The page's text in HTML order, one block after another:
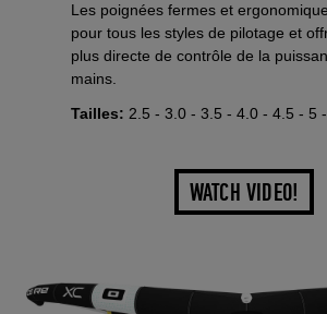
Les poignées fermes et
pour tous les styles de pilotage et
plus directe de contrôle de la
mains.
Tailles: 2.5 - 3.0 - 3.5 - 4.0 - 4.5 - 5
WATCH VIDEO!